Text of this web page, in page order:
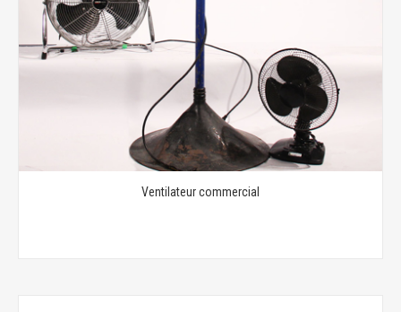
Ventilateur commercial